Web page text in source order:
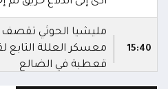
15:40
مليشيا الحوثي
معسكر العللة التابع
قعطبة في الضالع